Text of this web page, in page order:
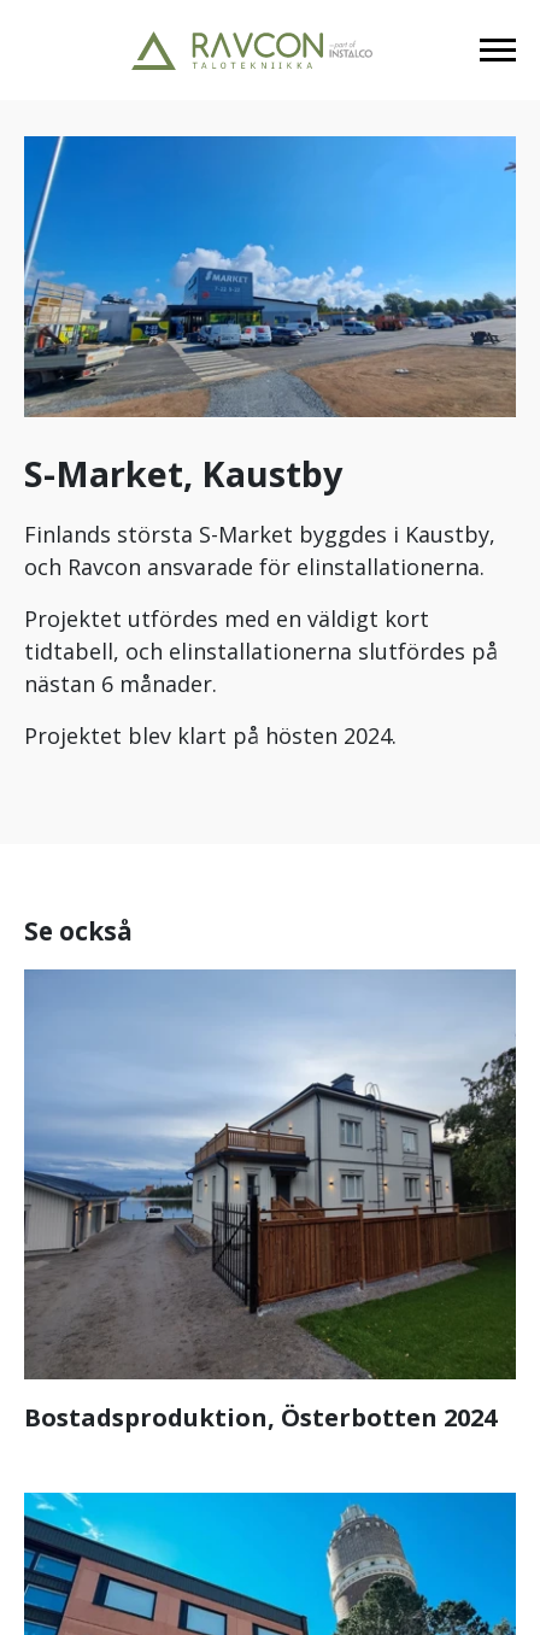
S-Market, Kaustby
Finlands största S-Market byggdes i Kaustby,
och Ravcon ansvarade för elinstallationerna.
Projektet utfördes med en väldigt kort
tidtabell, och elinstallationerna slutfördes på
nästan 6 månader.
Projektet blev klart på hösten 2024.
Se också
Bostadsproduktion, Österbotten 2024